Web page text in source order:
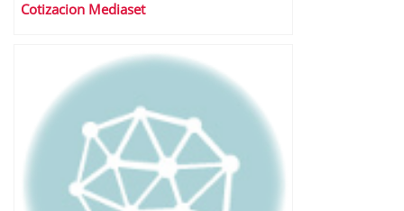
Cotizacion Mediaset